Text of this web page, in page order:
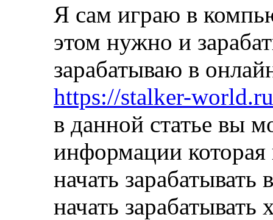
Я сам играю в
этом нужно и
зарабатываю в
https://stalker-
в данной статье вы
информации
начать
начать